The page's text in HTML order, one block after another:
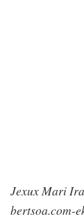
Jexux Mari
bertsoa.com-